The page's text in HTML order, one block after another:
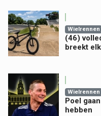
Wielrennen
(46)
breekt
Wielrennen
Poel
hebben